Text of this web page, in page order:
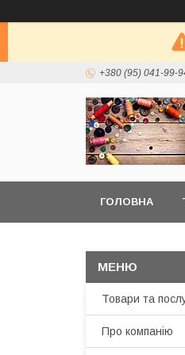
+380 (95) 041-99-
ГОЛОВНА
Товари та
Про компанію